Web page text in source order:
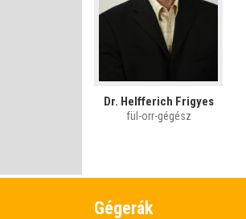
Dr. Helfferich Frigyes
fül-orr-gégész
Gégerák